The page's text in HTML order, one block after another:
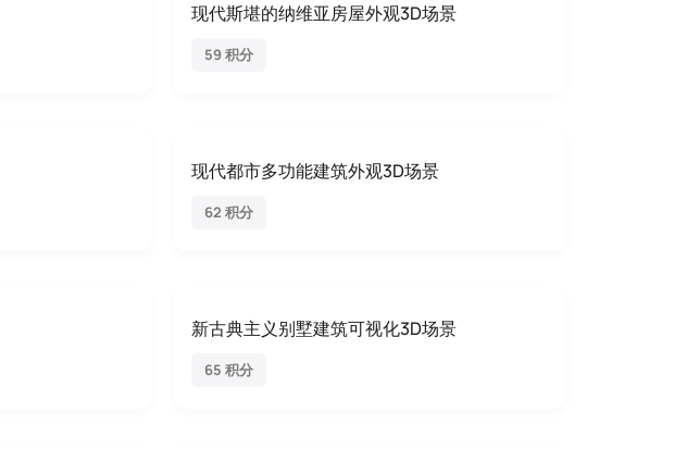
现代斯堪的纳维亚房屋外观3D场景
59 积分
现代都市多功能建筑外观3D场景
62 积分
新古典主义别墅建筑可视化3D场景
65 积分